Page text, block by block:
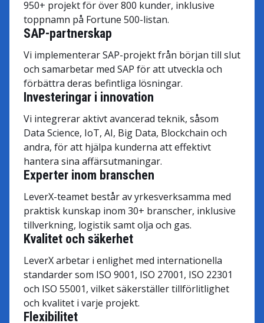
950+ projekt för över 800 kunder, inklusive
toppnamn på Fortune 500-listan.
Experter inom branschen
LeverX-teamet består av yrkesverksamma med
praktisk kunskap inom 30+ branscher, inklusive
tillverkning, logistik samt olja och gas.
SAP-partnerskap
Vi implementerar SAP-projekt från början till slut
och samarbetar med SAP för att utveckla och
förbättra deras befintliga lösningar.
Kvalitet och säkerhet
LeverX arbetar i enlighet med internationella
standarder som ISO 9001, ISO 27001, ISO 22301
och ISO 55001, vilket säkerställer tillförlitlighet
och kvalitet i varje projekt.
Investeringar i innovation
Vi integrerar aktivt avancerad teknik, såsom
Data Science, IoT, AI, Big Data, Blockchain och
andra, för att hjälpa kunderna att effektivt
hantera sina affärsutmaningar.
Flexibilitet